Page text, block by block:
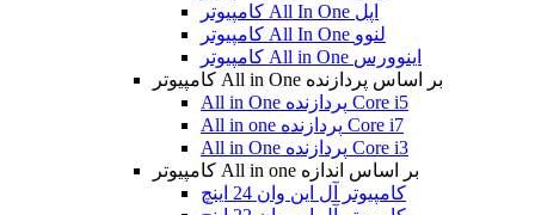
کامپیوتر All In One اپل
کامپیوتر All In One لنوو
کامپیوتر All in One اینوورس
کامپیوتر All in One بر اساس پردازنده
All in One پردازنده Core i5
All in one پردازنده Core i7
All in One پردازنده Core i3
کامپیوتر All in one بر اساس اندازه
کامپیوتر آل این وان 24 اینچ